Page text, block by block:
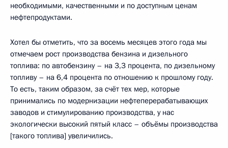
необходимыми, качественными и по доступным ценам
нефтепродуктами.
Хотел бы отметить, что за восемь месяцев этого года мы
отмечаем рост производства бензина и дизельного
топлива: по автобензину – на 3,3 процента, по дизельному
топливу – на 6,4 процента по отношению к прошлому году.
То есть, таким образом, за счёт тех мер, которые
принимались по модернизации нефтеперерабатывающих
заводов и стимулированию производства, у нас
экологически высокий пятый класс – объёмы производства
[такого топлива] увеличились.